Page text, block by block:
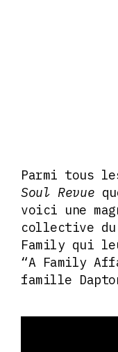
Parmi tous
Soul Revue
voici une
collective
Family qui
“A Family
famille